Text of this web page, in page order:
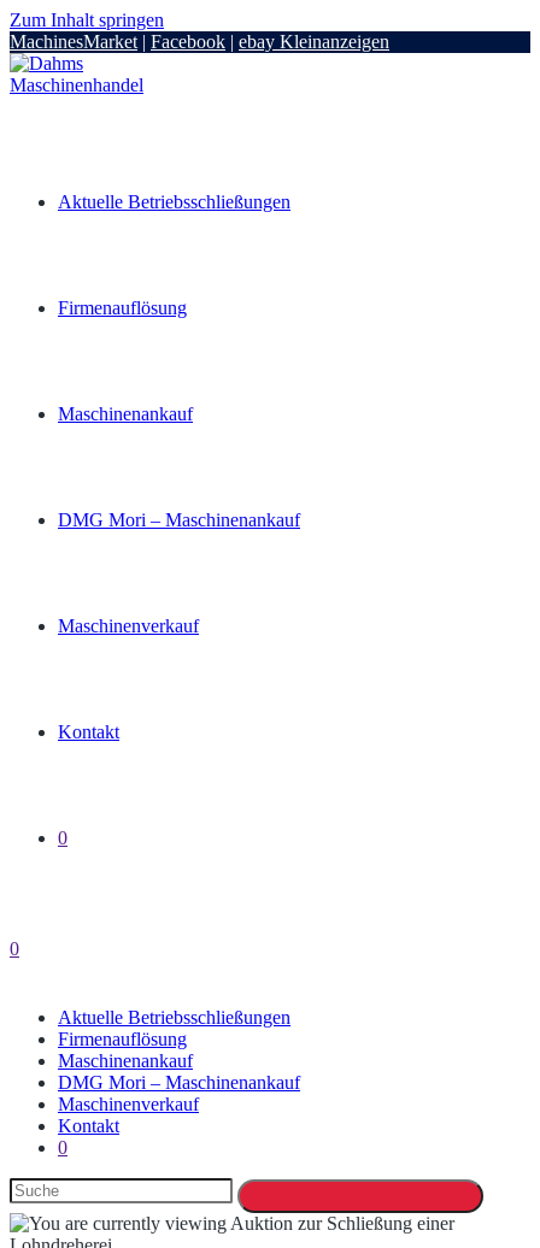
Zum Inhalt springen
MachinesMarket | Facebook | ebay Kleinanzeigen
Aktuelle Betriebsschließungen
Firmenauflösung
Maschinenankauf
DMG Mori – Maschinenankauf
Maschinenverkauf
Kontakt
0
0
Aktuelle Betriebsschließungen
Firmenauflösung
Maschinenankauf
DMG Mori – Maschinenankauf
Maschinenverkauf
Kontakt
0